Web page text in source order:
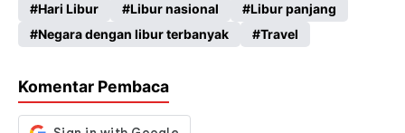
b
o
k
ts
A
p
gr
a
se
n
er
Hari Libur Libur nasional
Libur panjang
Negara dengan libur terbanyak
Travel
Komentar Pembaca